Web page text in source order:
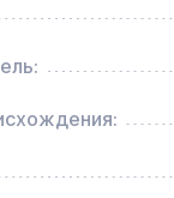
1400х780мм,